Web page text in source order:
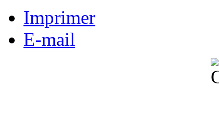
Imprimer
E-mail